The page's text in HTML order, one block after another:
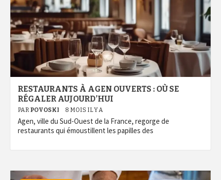
RESTAURANTS À AGEN OUVERTS : OÙ SE
RÉGALER AUJOURD’HUI
PAR POVOSKI 8 MOIS IL Y A
Agen, ville du Sud-Ouest de la France, regorge de
restaurants qui émoustillent les papilles des